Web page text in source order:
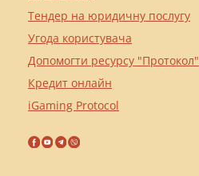
Тендер на юридичну послугу
Угода користувача
Допомогти ресурсу "Протокол"
Кредит онлайн
iGaming Protocol